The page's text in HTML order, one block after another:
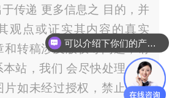
传递 更多信息之 目的，并
观点或证实其内容的真实
和转稿涉及版权等问题，请
站，我们 会尽快处理。官
片如未经过授权，禁止任何
可以介绍下你们的产品么？